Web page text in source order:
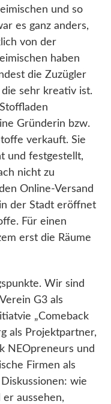
und so
es ganz anders,
von der
haben
die Zuzügler
sehr kreativ ist.
Gründerin bzw.
verkauft. Sie
und festgestellt,
nicht zu
Online-Versand
der Stadt eröffnet
Für einen
erst die Räume
Wir sind
G3 als
„Comeback
als Projektpartner,
NEOpreneurs und
Firmen als
wie
aussehen,